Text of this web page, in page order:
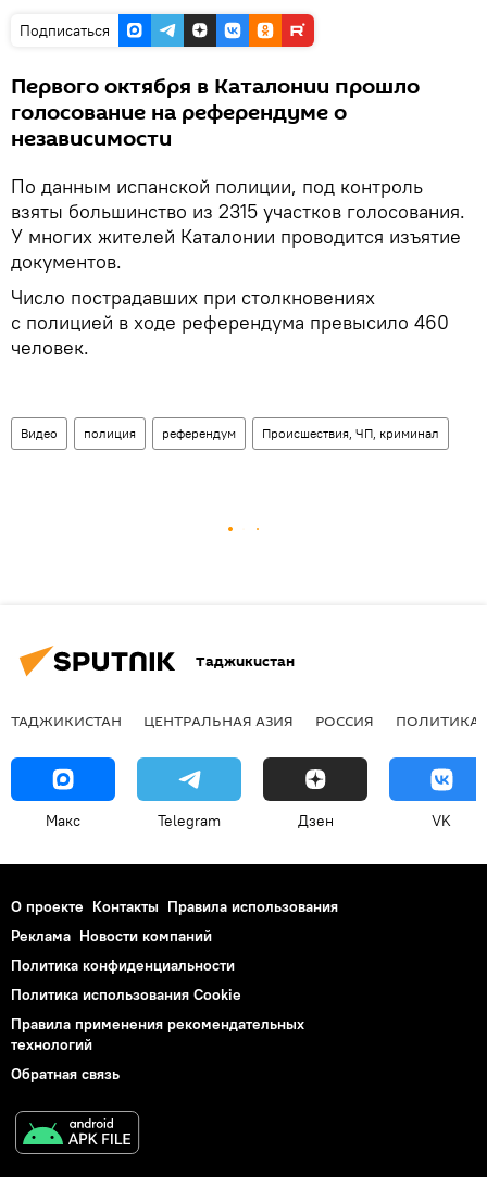
Подписаться
Первого октября в Каталонии прошло
голосование на референдуме о
независимости
По данным испанской полиции, под контроль
взяты большинство из 2315 участков голосования.
У многих жителей Каталонии проводится изъятие
документов.
Число пострадавших при столкновениях
с полицией в ходе референдума превысило 460
человек.
Видео полиция референдум Происшествия, ЧП, криминал
Таджикистан
ТАДЖИКИСТАН ЦЕНТРАЛЬНАЯ АЗИЯ РОССИЯ ПОЛИТИКА
Макс Telegram Дзен VK
О проекте Контакты Правила использования
Реклама Новости компаний
Политика конфиденциальности
Политика использования Cookie
Правила применения рекомендательных
технологий
Обратная связь